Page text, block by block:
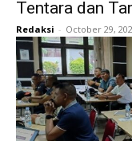
Tentara dan
Redaksi - October 29,